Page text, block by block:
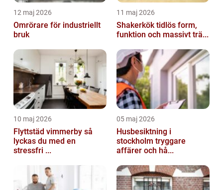
12 maj 2026
Omrörare för industriellt
bruk
11 maj 2026
Shakerkök tidlös form,
funktion och massivt trä...
10 maj 2026
Flyttstäd vimmerby så
lyckas du med en
stressfri ...
05 maj 2026
Husbesiktning i
stockholm tryggare
affärer och hå...